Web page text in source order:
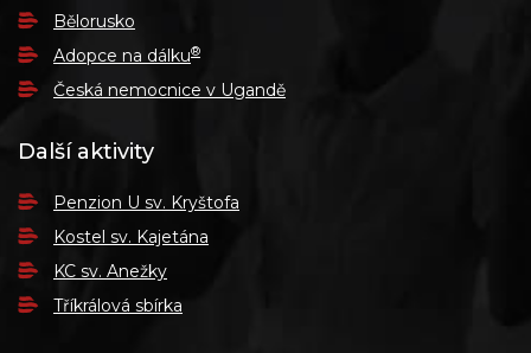
Bělorusko
Adopce na dálku®
Česká nemocnice v Ugandě
Další aktivity
Penzion U sv. Kryštofa
Kostel sv. Kajetána
KC sv. Anežky
Tříkrálová sbírka